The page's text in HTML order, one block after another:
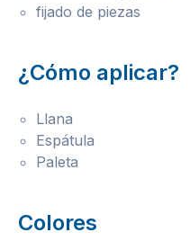
fijado de piezas
¿Cómo aplicar?
Llana
Espátula
Paleta
Colores